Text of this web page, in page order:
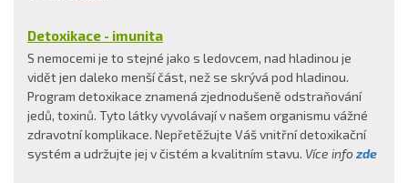
Detoxikace - imunita
S nemocemi je to stejné jako s ledovcem, nad hladinou je
vidět jen daleko menší část, než se skrývá pod hladinou.
Program detoxikace znamená zjednodušeně odstraňování
jedů, toxinů. Tyto látky vyvolávají v našem organismu vážné
zdravotní komplikace. Nepřetěžujte Váš vnitřní detoxikační
systém a udržujte jej v čistém a kvalitním stavu. Více info zde